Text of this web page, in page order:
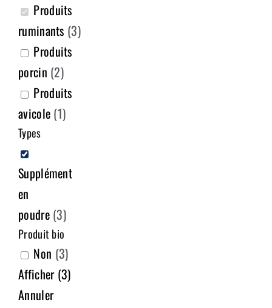
Produits
ruminants (3)
Produits
porcin (2)
Produits
avicole (1)
Types
Supplément
en
poudre (3)
Produit bio
Non (3)
Afficher (3)
Annuler